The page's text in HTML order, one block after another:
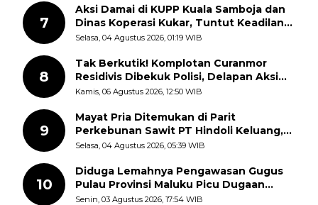
7
Aksi Damai di KUPP Kuala Samboja dan
Dinas Koperasi Kukar, Tuntut Keadilan
dan Kesempatan Kerja yang Adil
Selasa, 04 Agustus 2026, 01:19 WIB
8
Tak Berkutik! Komplotan Curanmor
Residivis Dibekuk Polisi, Delapan Aksi
Curanmor Di Candipuro Terungkap
Kamis, 06 Agustus 2026, 12:50 WIB
9
Mayat Pria Ditemukan di Parit
Perkebunan Sawit PT Hindoli Keluang,
Polisi Selidiki Penyebab Kematian
Selasa, 04 Agustus 2026, 05:39 WIB
10
Diduga Lemahnya Pengawasan Gugus
Pulau Provinsi Maluku Picu Dugaan
Pungli terhadap Nelayan Bale-Bale di
Senin, 03 Agustus 2026, 17:54 WIB